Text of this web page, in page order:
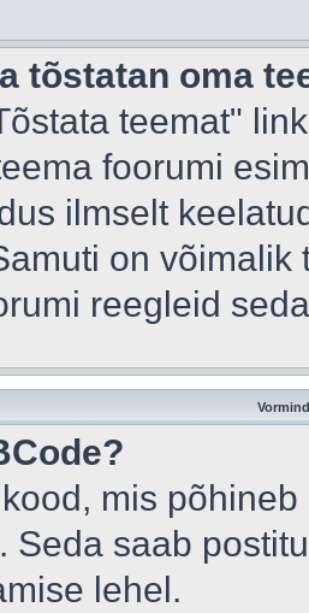
tõstatan oma
teemat"
foorumi
ilmselt
on
reegleid
mis
Seda saab
lehel.